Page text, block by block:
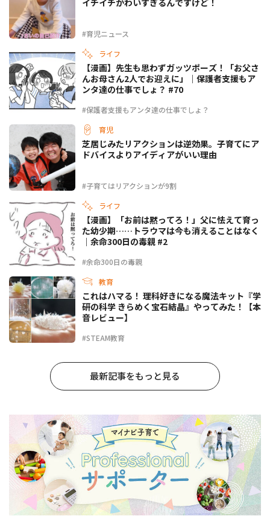
#育児ニュース
ライフ
#保護者支援もアンタ達の仕事でしょ？
【漫画】先生も思わずガッツポーズ！「お父さ
んお母さん2人でお迎えに」｜保護者支援もア
ンタ達の仕事でしょ？ #70
育児
#子育てはリアクションが9割
芝居じみたリアクションは逆効果。子育てにア
ドバイスよりアイディアがいい理由
ライフ
#余命300日の毒親
【漫画】「お前は黙ってろ！」父に怯えて育っ
た幼少期……トラウマは今も消えることはなく
｜余命300日の毒親 #2
教育
#STEAM教育
これはハマる！ 理科好きになる魔法キット『学
研の科学 きらめく宝石結晶』やってみた！【本
音レビュー】
最新記事をもっと見る